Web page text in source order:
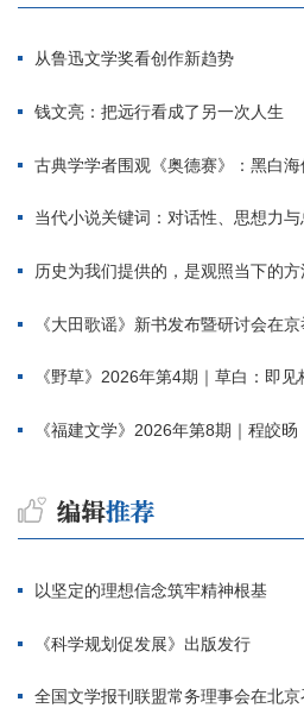
从鲁迅文学奖看创作新趋势
钱文亮：把远行看成了另一次人生
古典学学者围观《奥德赛》：黑白海伦、
当代小说关键词：对话性、思想力与
历史为我们提供的，是观照当下的方法
《大田歌谣》新书发布暨研讨会在
《野草》2026年第4期｜草白：即见
《福建文学》2026年第8期｜程皎旸
以坚定的理想信念筑牢精神根基
《科学规划促发展》出版发行
全国文学报刊联盟常务理事会在北京